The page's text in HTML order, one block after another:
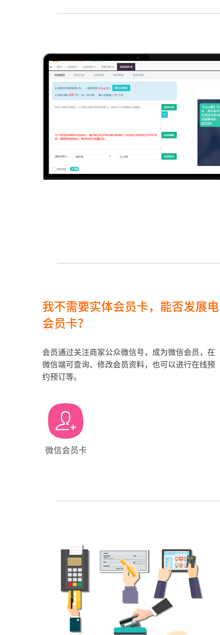
我不需要实体会员卡，能否发展
会员卡？
会员通过关注商家公众微信号，成为微信会员，在
微信端可查询、修改会员资料，也可以进行在线预
约预订等。
微信会员卡